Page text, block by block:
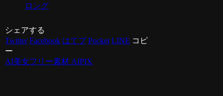
ロング
シェアする
Twitter Facebook はてブ Pocket LINE コピ
ー
AI美女フリー素材 AIPIX